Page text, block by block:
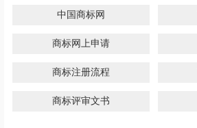
中国商标网
商标网上申请
商标注册流程
商标评审文书